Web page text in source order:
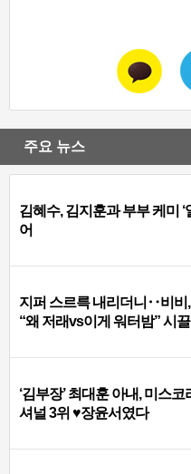
주요 뉴스
김혜수, 김지훈과 부부 케미 ‘
어
지퍼 스르륵 내리더니‥비비
“왜 저래vs이게 워터밤” 시끌
‘김부장’ 최대훈 아내, 미스
셔널 3위 ♥장윤서였다